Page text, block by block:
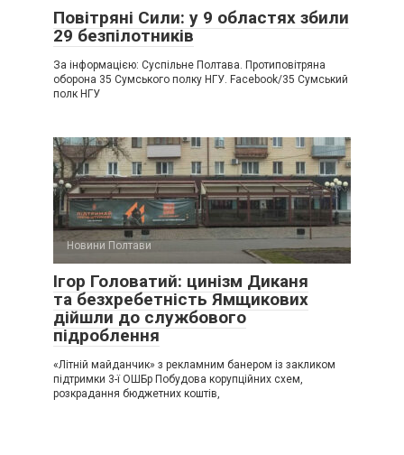
Повітряні Сили: у 9 областях збили
29 безпілотників
За інформацією: Суспільне Полтава. Протиповітряна
оборона 35 Сумського полку НГУ. Facebook/35 Сумський
полк НГУ
Новини Полтави
Ігор Головатий: цинізм Диканя
та безхребетність Ямщикових
дійшли до службового
підроблення
«Літній майданчик» з рекламним банером із закликом
підтримки 3-ї ОШБр Побудова корупційних схем,
розкрадання бюджетних коштів,